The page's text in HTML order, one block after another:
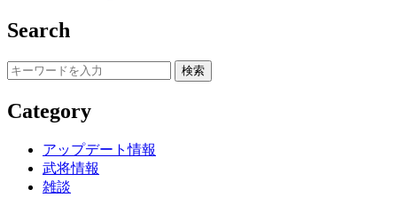
Search
Category
アップデート情報
武将情報
雑談